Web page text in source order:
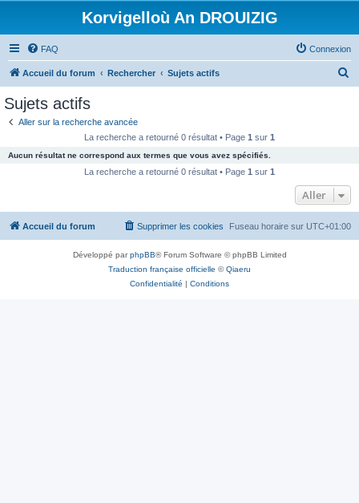
Korvigelloù An DROUIZIG
FAQ Connexion
Accueil du forum Rechercher Sujets actifs
c
e
Sujets actifs
Aller sur la recherche avancée
La recherche a retourné 0 résultat • Page 1 sur 1
Aucun résultat ne correspond aux termes que vous avez spécifiés.
La recherche a retourné 0 résultat • Page 1 sur 1
Aller
Accueil du forum Fuseau horaire sur UTC+01:00
Supprimer les cookies
Développé parphpBB® Forum Software © phpBB Limited
Traduction française officielle ©Qiaeru
Confidentialité | Conditions